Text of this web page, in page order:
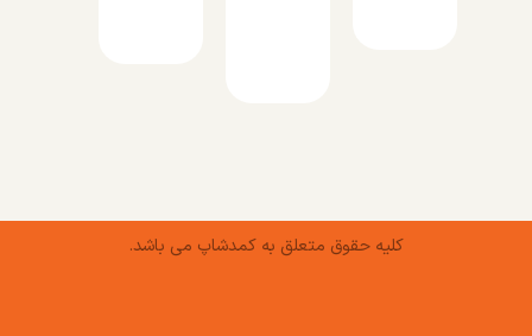
کلیه حقوق متعلق به کمدشاپ می باشد.